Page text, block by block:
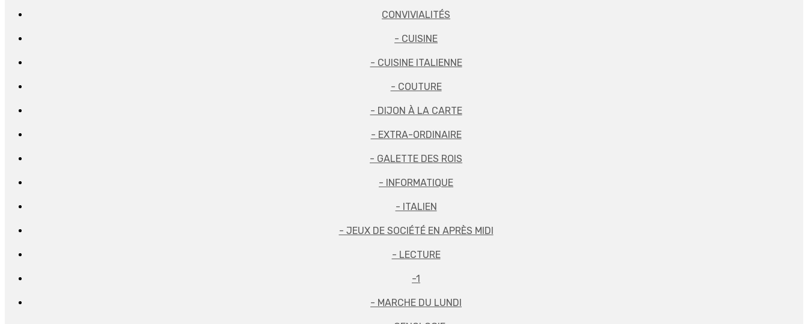
CONVIVIALITÉS
- CUISINE
- CUISINE ITALIENNE
- COUTURE
- DIJON À LA CARTE
- EXTRA-ORDINAIRE
- GALETTE DES ROIS
- INFORMATIQUE
- ITALIEN
- JEUX DE SOCIÉTÉ EN APRÈS MIDI
- LECTURE
-1
- MARCHE DU LUNDI